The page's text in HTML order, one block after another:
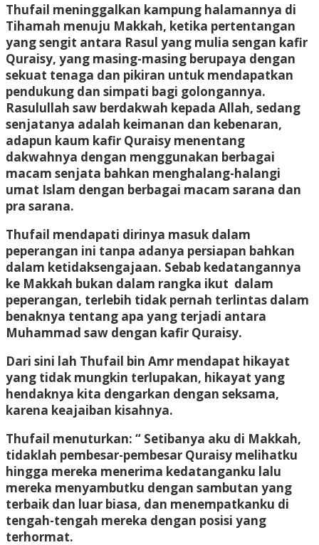
Thufail meninggalkan kampung halamannya di
Tihamah menuju Makkah, ketika pertentangan
yang sengit antara Rasul yang mulia sengan kafir
Quraisy, yang masing-masing berupaya dengan
sekuat tenaga dan pikiran untuk mendapatkan
pendukung dan simpati bagi golongannya.
Rasulullah saw berdakwah kepada Allah, sedang
senjatanya adalah keimanan dan kebenaran,
adapun kaum kafir Quraisy menentang
dakwahnya dengan menggunakan berbagai
macam senjata bahkan menghalang-halangi
umat Islam dengan berbagai macam sarana dan
pra sarana.
Thufail mendapati dirinya masuk dalam
peperangan ini tanpa adanya persiapan bahkan
dalam ketidaksengajaan. Sebab kedatangannya
ke Makkah bukan dalam rangka ikut dalam
peperangan, terlebih tidak pernah terlintas dalam
benaknya tentang apa yang terjadi antara
Muhammad saw dengan kafir Quraisy.
Dari sini lah Thufail bin Amr mendapat hikayat
yang tidak mungkin terlupakan, hikayat yang
hendaknya kita dengarkan dengan seksama,
karena keajaiban kisahnya.
Thufail menuturkan: “ Setibanya aku di Makkah,
tidaklah pembesar-pembesar Quraisy melihatku
hingga mereka menerima kedatanganku lalu
mereka menyambutku dengan sambutan yang
terbaik dan luar biasa, dan menempatkanku di
tengah-tengah mereka dengan posisi yang
terhormat.